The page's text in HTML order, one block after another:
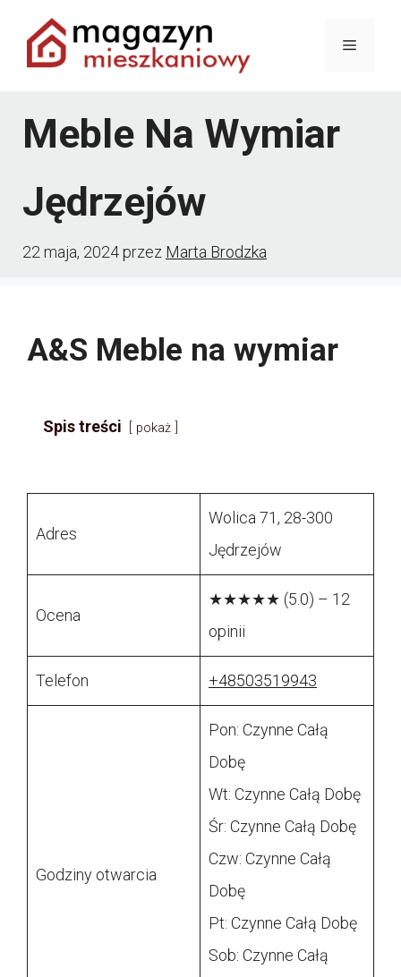
Przejdź
Menu
Meble Na Wymiar
Jędrzejów
22 maja, 2024przez Marta Brodzka
A&S Meble na wymiar
Spis treści pokaż
Adres
Wolica 71, 28-300
Jędrzejów
Ocena
★★★★★ (5.0) – 12
opinii
Telefon +48503519943
Godziny otwarcia
Pon: Czynne Całą
Dobę
Wt: Czynne Całą Dobę
Śr: Czynne Całą Dobę
Czw: Czynne Całą
Dobę
Pt: Czynne Całą Dobę
Sob: Czynne Całą